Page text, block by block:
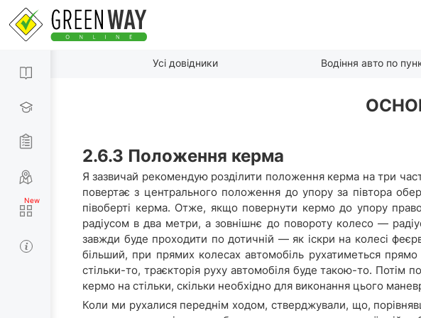
Усі довідники Водіння авто по
2.6.3 Положення керма
Я зазвичай рекомендую розділити положення керма на три
повертає з центрального положення до упору за півтора
півоберті керма. Отже, якщо повернути кермо до упору
радіусом в два метри, а зовнішнє до повороту колесо —
завжди буде проходити по дотичній — як іскри на колесі
більший, при прямих колесах автомобіль рухатиметься
стільки-то, траєкторія руху автомобіля буде такою-то. Потім
кермо на стільки, скільки необхідно для виконання цього
Коли ми рухалися переднім ходом, стверджували, що,